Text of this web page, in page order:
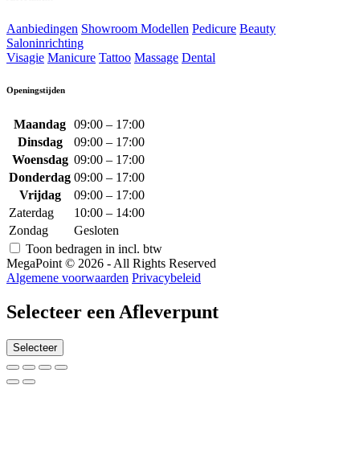
Aanbiedingen Showroom Modellen Pedicure Beauty
Saloninrichting
Visagie Manicure Tattoo Massage Dental
Openingstijden
Maandag 09:00 – 17:00
Dinsdag
09:00 – 17:00
Woensdag 09:00 – 17:00
Donderdag 09:00 – 17:00
Vrijdag
09:00 – 17:00
Zaterdag
10:00 – 14:00
Zondag
Gesloten
Toon bedragen in incl. btw
MegaPoint © 2026 - All Rights Reserved
Algemene voorwaarden Privacybeleid
Selecteer een Afleverpunt
Selecteer